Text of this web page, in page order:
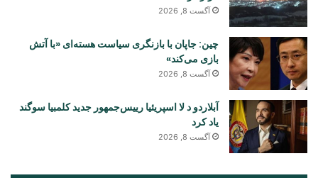
آگست 8, 2026
چین: جاپان با بازنگری سیاست هسته‌ای «با آتش
بازی می‌کند»
آگست 8, 2026
آبلاردو د لا اسپریئیا رییس‌جمهور جدید کلمبیا سوگند
یاد کرد
آگست 8, 2026